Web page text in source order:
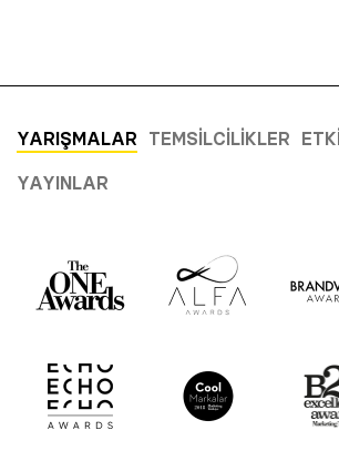
YARIŞMALAR TEMSILCILIKLER
YAYINLAR